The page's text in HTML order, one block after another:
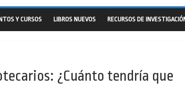
Y CURSOS LIBROS NUEVOS RECURSOS DE
¿Cuánto tendría que